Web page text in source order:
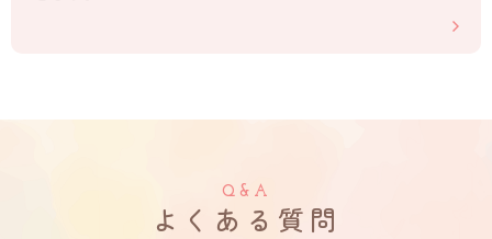
Q&A
よくある質問